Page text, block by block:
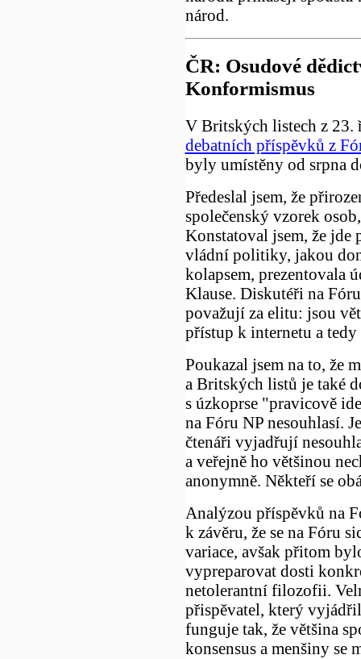
národ.
ČR: Osudové
Konformismus
V Britských listech z
debatních příspěvků z
byly umístěny od srpna
Předeslal jsem, že
společenský vzorek
Konstatoval jsem, že jde
vládní politiky, jakou
kolapsem, prezentovala
Klause. Diskutéři na
považují za elitu: jsou
přístup k internetu a
Poukazal jsem na to, že
a Britských listů je také
s úzkoprse "pravicově
na Fóru NP nesouhlasí.
čtenáři vyjadřují
a veřejně ho většinou
anonymně. Někteří se
Analýzou příspěvků na
k závěru, že se na Fóru
variace, avšak přitom
vypreparovat dosti
netolerantní filozofii.
přispěvatel, který
funguje tak, že většina
konsensus a menšiny se